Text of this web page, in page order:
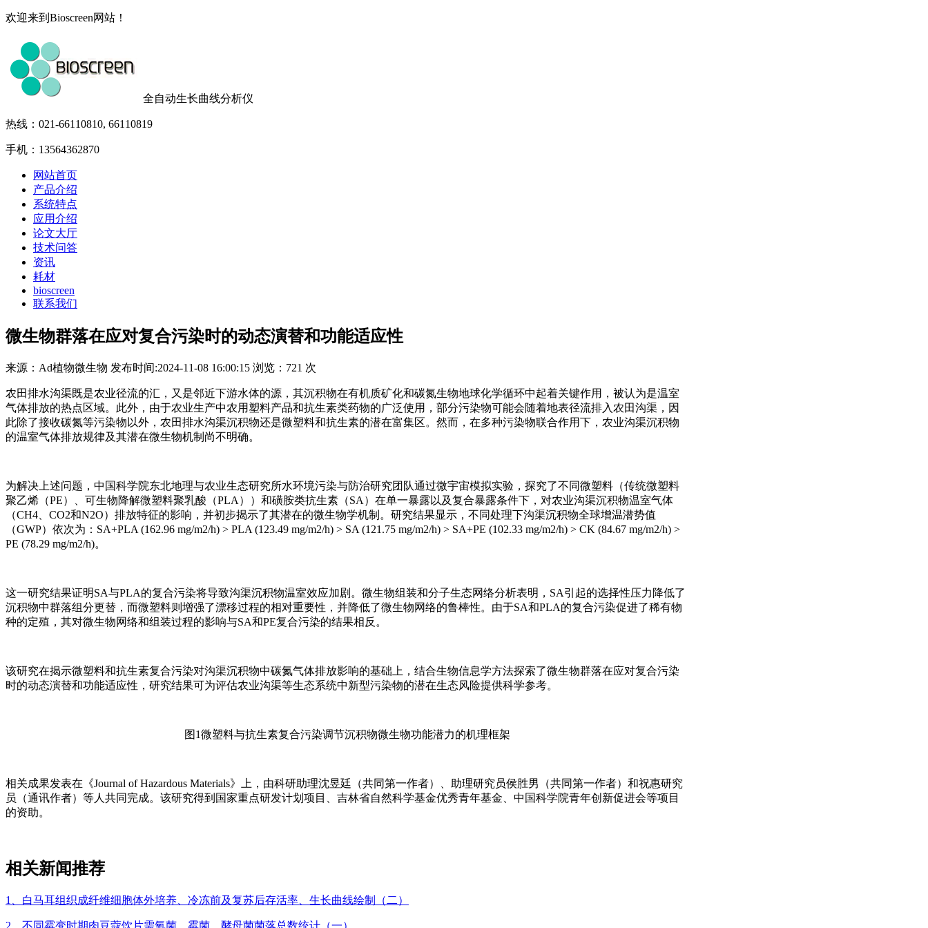
欢迎来到Bioscreen网站！
全自动生长曲线分析仪
热线：021-66110810, 66110819
手机：13564362870
网站首页
产品介绍
系统特点
应用介绍
论文大厅
技术问答
资讯
耗材
bioscreen
联系我们
微生物群落在应对复合污染时的动态演替和功能适应性
来源： Ad植物微生物 发布时间:2024-11-08 16:00:15 浏览： 721 次
农田排水沟渠既是农业径流的汇，又是邻近下游水体的源，其沉积物在有机质矿化和碳氮生物地球化学循环中起着关键作用，被认为是温室
气体排放的热点区域。此外，由于农业生产中农用塑料产品和抗生素类药物的广泛使用，部分污染物可能会随着地表径流排入农田沟渠，因
此除了接收碳氮等污染物以外，农田排水沟渠沉积物还是微塑料和抗生素的潜在富集区。然而，在多种污染物联合作用下，农业沟渠沉积物
的温室气体排放规律及其潜在微生物机制尚不明确。
为解决上述问题，中国科学院东北地理与农业生态研究所水环境污染与防治研究团队通过微宇宙模拟实验，探究了不同微塑料（传统微塑料
聚乙烯（PE）、可生物降解微塑料聚乳酸（PLA））和磺胺类抗生素（SA）在单一暴露以及复合暴露条件下，对农业沟渠沉积物温室气体
（CH4、CO2和N2O）排放特征的影响，并初步揭示了其潜在的微生物学机制。研究结果显示，不同处理下沟渠沉积物全球增温潜势值
（GWP）依次为：SA+PLA (162.96 mg/m2/h) > PLA (123.49 mg/m2/h) > SA (121.75 mg/m2/h) > SA+PE (102.33 mg/m2/h) > CK (84.67 mg/m2/h) >
PE (78.29 mg/m2/h)。
这一研究结果证明SA与PLA的复合污染将导致沟渠沉积物温室效应加剧。微生物组装和分子生态网络分析表明，SA引起的选择性压力降低了
沉积物中群落组分更替，而微塑料则增强了漂移过程的相对重要性，并降低了微生物网络的鲁棒性。由于SA和PLA的复合污染促进了稀有物
种的定殖，其对微生物网络和组装过程的影响与SA和PE复合污染的结果相反。
该研究在揭示微塑料和抗生素复合污染对沟渠沉积物中碳氮气体排放影响的基础上，结合生物信息学方法探索了微生物群落在应对复合污染
时的动态演替和功能适应性，研究结果可为评估农业沟渠等生态系统中新型污染物的潜在生态风险提供科学参考。
图1微塑料与抗生素复合污染调节沉积物微生物功能潜力的机理框架
相关成果发表在《Journal of Hazardous Materials》上，由科研助理沈昱廷（共同第一作者）、助理研究员侯胜男（共同第一作者）和祝惠研究
员（通讯作者）等人共同完成。该研究得到国家重点研发计划项目、吉林省自然科学基金优秀青年基金、中国科学院青年创新促进会等项目
的资助。
相关新闻推荐
1、白马耳组织成纤维细胞体外培养、冷冻前及复苏后存活率、生长曲线绘制（二）
2、不同霉变时期肉豆蔻饮片需氧菌、霉菌、酵母菌菌落总数统计（一）